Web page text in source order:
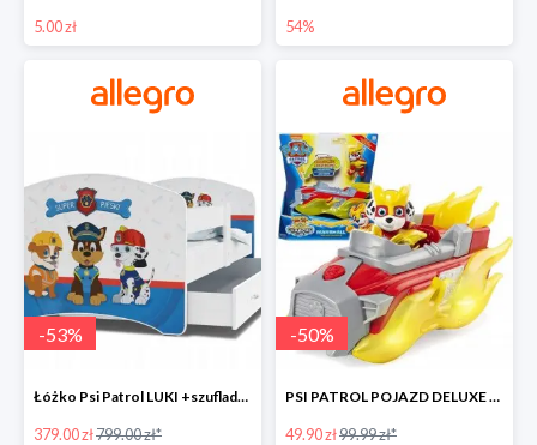
5.00 zł 54%
-53%
Łóżko Psi Patrol LUKI +szuflada+materac+grafika -52%
379.00 zł799.00 zł*
-50%
PSI PATROL POJAZD DELUXE FIGURKA MARSHALL MIGHTY -50%
49.90 zł99.99 zł*